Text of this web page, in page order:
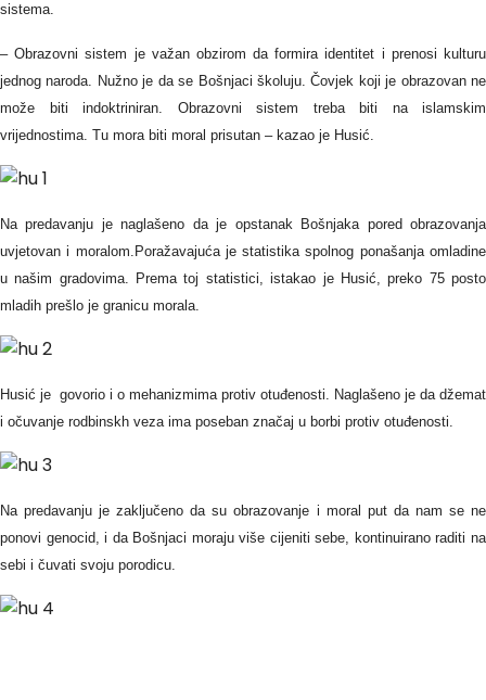
sistema.
– Obrazovni sistem je važan obzirom da formira identitet i prenosi kulturu
jednog naroda. Nužno je da se Bošnjaci školuju. Čovjek koji je obrazovan ne
može biti indoktriniran. Obrazovni sistem treba biti na islamskim
vrijednostima. Tu mora biti moral prisutan – kazao je Husić.
Na predavanju je naglašeno da je opstanak Bošnjaka pored obrazovanja
uvjetovan i moralom.Poražavajuća je statistika spolnog ponašanja omladine
u našim gradovima. Prema toj statistici, istakao je Husić, preko 75 posto
mladih prešlo je granicu morala.
Husić je govorio i o mehanizmima protiv otuđenosti. Naglašeno je da džemat
i očuvanje rodbinskh veza ima poseban značaj u borbi protiv otuđenosti.
Na predavanju je zaključeno da su obrazovanje i moral put da nam se ne
ponovi genocid, i da Bošnjaci moraju više cijeniti sebe, kontinuirano raditi na
sebi i čuvati svoju porodicu.